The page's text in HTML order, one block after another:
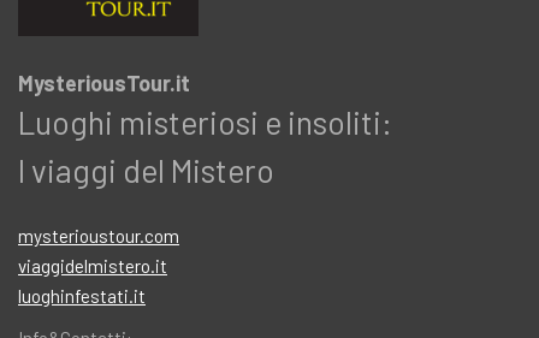
MysteriousTour.it
Luoghi misteriosi e insoliti:
I viaggi del Mistero
mysterioustour.com
viaggidelmistero.it
luoghinfestati.it